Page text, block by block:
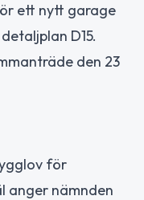
ett nytt garage
D15.
den 23
för
anger nämnden